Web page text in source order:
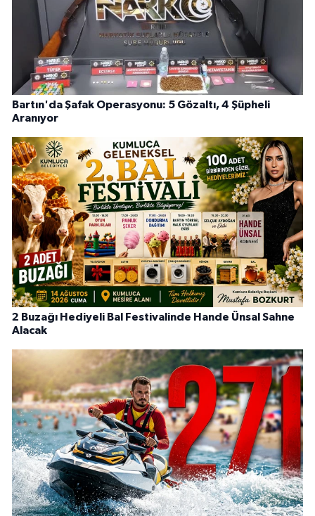
Bartın'da Şafak Operasyonu: 5 Gözaltı, 4 Şüpheli
Aranıyor
2 Buzağı Hediyeli Bal Festivalinde Hande Ünsal Sahne
Alacak